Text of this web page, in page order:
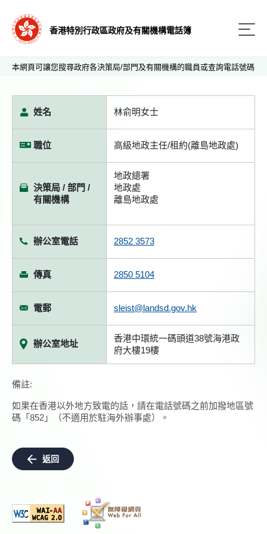
香港特別行政區政府及有關機構電話簿
本網頁可讓您搜尋政府各決策局/部門及有關機構的職員或查詢電話號碼
姓名 林俞明女士
職位 高級地政主任/租約(離島地政處)
決策局 / 部門 /
有關機構
地政總署
地政處
離島地政處
辦公室電話 2852 3573
傳真 2850 5104
電郵 sleist@landsd.gov.hk
辦公室地址
香港中環統一碼頭道38號海港政
府大樓19樓
備註:
如果在香港以外地方致電的話，請在電話號碼之前加撥地區號
碼「852」（不適用於駐海外辦事處）。
返回